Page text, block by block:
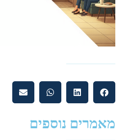
מאמרים נוספים